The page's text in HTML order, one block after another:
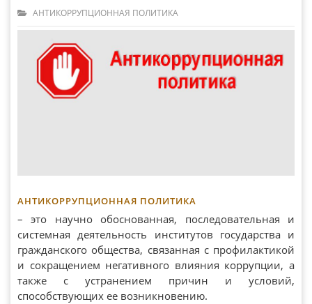
АНТИКОРРУПЦИОННАЯ ПОЛИТИКА
АНТИКОРРУПЦИОННАЯ ПОЛИТИКА
– это научно обоснованная, последовательная и
системная деятельность институтов государства и
гражданского общества, связанная с профилактикой
и сокращением негативного влияния коррупции, а
также с устранением причин и условий,
способствующих ее возникновению.